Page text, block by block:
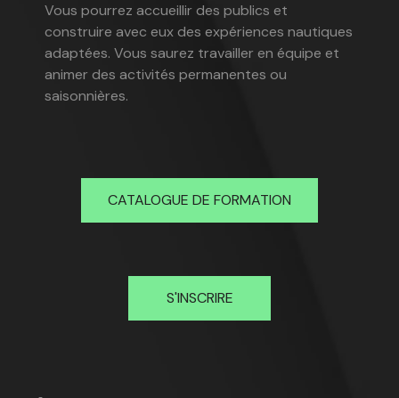
Vous pourrez accueillir des publics et
construire avec eux des expériences nautiques
adaptées. Vous saurez travailler en équipe et
animer des activités permanentes ou
saisonnières.
CATALOGUE DE FORMATION
S'INSCRIRE